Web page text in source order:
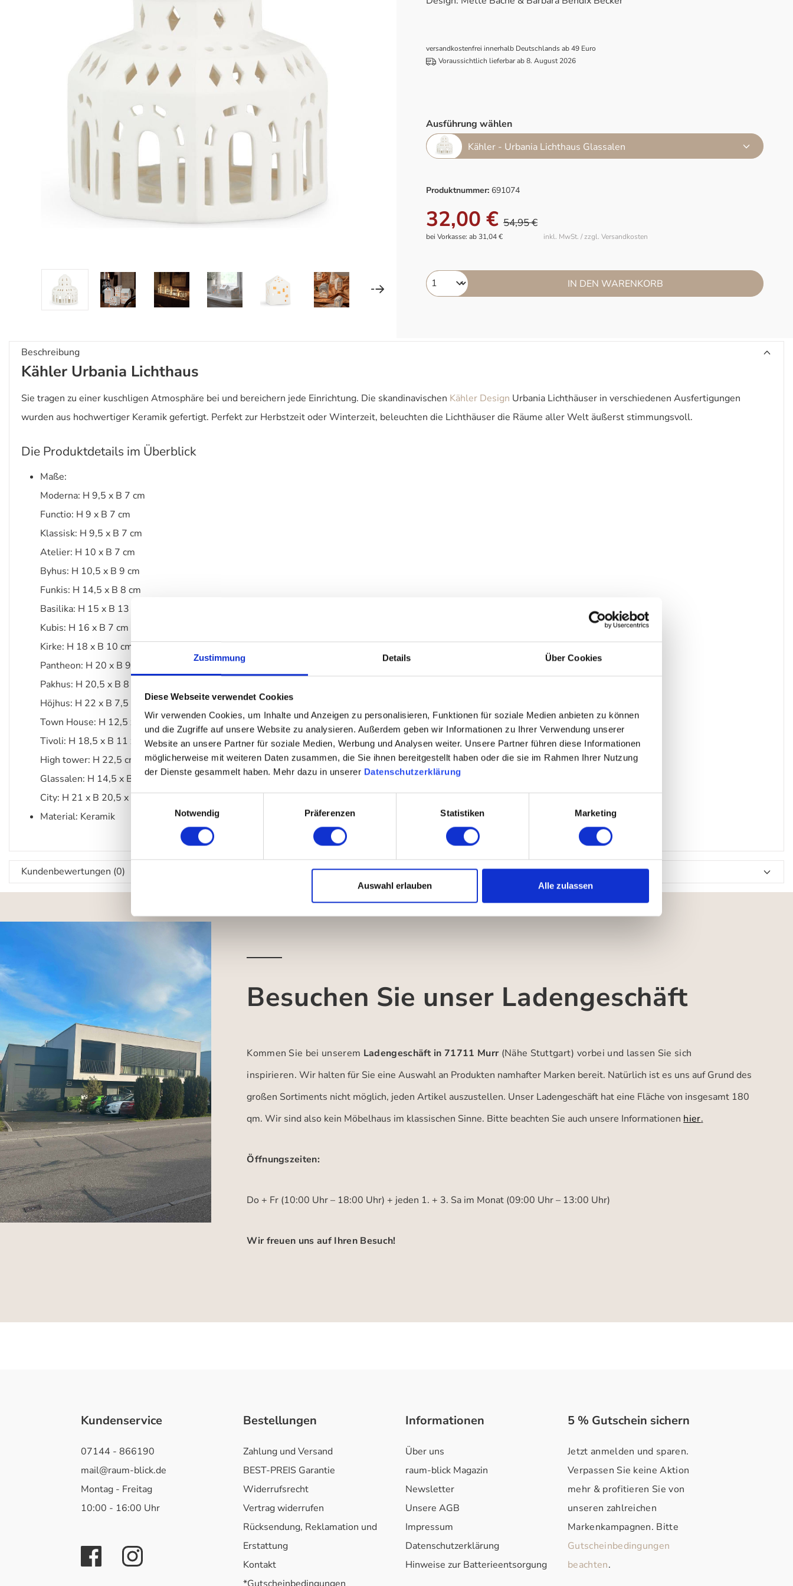
Zustimmung Details Über Cookies
Diese Webseite verwendet Cookies
Wir verwenden Cookies, um Inhalte und Anzeigen zu personalisieren, Funktionen für soziale Medien anbieten zu können
und die Zugriffe auf unsere Website zu analysieren. Außerdem geben wir Informationen zu Ihrer Verwendung unserer
Website an unsere Partner für soziale Medien, Werbung und Analysen weiter. Unsere Partner führen diese Informationen
möglicherweise mit weiteren Daten zusammen, die Sie ihnen bereitgestellt haben oder die sie im Rahmen Ihrer Nutzung
der Dienste gesammelt haben. Mehr dazu in unserer Datenschutzerklärung
Notwendig
Präferenzen Statistiken Marketing
Auswahl erlauben Alle zulassen
versandkostenfrei innerhalb Deutschlands ab 49 Euro
Voraussichtlich lieferbar ab 8. August 2026
Ausführung wählen
Kähler - Urbania Lichthaus Glassalen
Produktnummer: 691074
32,00 € 54,95 €
inkl. MwSt. / zzgl. Versandkosten
bei Vorkasse: ab 31,04 €
IN DEN WARENKORB
Beschreibung
Kähler Urbania Lichthaus
Sie tragen zu einer kuschligen Atmosphäre bei und bereichern jede Einrichtung. Die skandinavischen Kähler Design Urbania Lichthäuser in verschiedenen Ausfertigungen
wurden aus hochwertiger Keramik gefertigt. Perfekt zur Herbstzeit oder Winterzeit, beleuchten die Lichthäuser die Räume aller Welt äußerst stimmungsvoll.
Die Produktdetails im Überblick
Maße:
Moderna: H 9,5 x B 7 cm
Functio: H 9 x B 7 cm
Klassisk: H 9,5 x B 7 cm
Atelier: H 10 x B 7 cm
Byhus: H 10,5 x B 9 cm
Funkis: H 14,5 x B 8 cm
Basilika: H 15 x B 13 cm
Kubis: H 16 x B 7 cm
Kirke: H 18 x B 10 cm
Pantheon: H 20 x B 9,5 cm
Pakhus: H 20,5 x B 8 cm
Höjhus: H 22 x B 7,5 cm
Town House: H 12,5 x B 9 x T 9 cm
Tivoli: H 18,5 x B 11 x T 8,5 cm
High tower: H 22,5 cm
Glassalen: H 14,5 x B 12 cm
City: H 21 x B 20,5 x T 8 cm
Material: Keramik
Kundenbewertungen (0)
Besuchen Sie unser Ladengeschäft
Kommen Sie bei unserem Ladengeschäft in 71711 Murr (Nähe Stuttgart) vorbei und lassen Sie sich
inspirieren.Wir halten für Sie eine Auswahl an Produkten namhafter Marken bereit. Natürlich ist es uns auf Grund des
großen Sortiments nicht möglich, jeden Artikel auszustellen. Unser Ladengeschäft hat eine Fläche von insgesamt 180
qm. Wir sind also kein Möbelhaus im klassischen Sinne. Bitte beachten Sie auch unsere Informationen hier.
Öffnungszeiten:
Do + Fr (10:00 Uhr – 18:00 Uhr) + jeden 1. + 3. Sa im Monat (09:00 Uhr – 13:00 Uhr)
Wir freuen uns auf Ihren Besuch!
Kundenservice
07144 - 866190
mail@raum-blick.de
Montag - Freitag
10:00 - 16:00 Uhr
Bestellungen
Zahlung und Versand
BEST-PREIS Garantie
Widerrufsrecht
Vertrag widerrufen
Rücksendung, Reklamation und
Erstattung
Kontakt
Informationen
Über uns
raum-blick Magazin
Newsletter
Unsere AGB
Impressum
Datenschutzerklärung
Hinweise zur Batterieentsorgung
5 % Gutschein sichern
Jetzt anmelden und sparen.
Verpassen Sie keine Aktion
mehr & profitieren Sie von
unseren zahlreichen
Markenkampagnen. Bitte
Gutscheinbedingungen
beachten.